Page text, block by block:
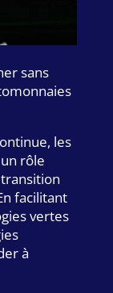
sans
les
rôle
facilitant
vertes
à